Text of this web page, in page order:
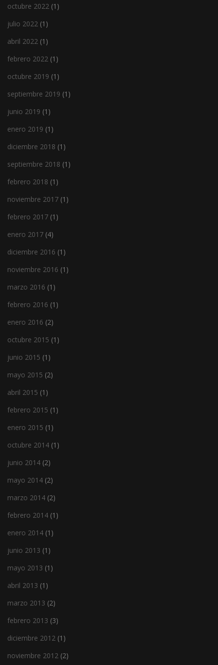
octubre 2022 (1)
julio 2022 (1)
abril 2022 (1)
febrero 2022 (1)
octubre 2019 (1)
septiembre 2019 (1)
junio 2019 (1)
enero 2019 (1)
diciembre 2018 (1)
septiembre 2018 (1)
febrero 2018 (1)
noviembre 2017 (1)
febrero 2017 (1)
enero 2017 (4)
diciembre 2016 (1)
noviembre 2016 (1)
marzo 2016 (1)
febrero 2016 (1)
enero 2016 (2)
octubre 2015 (1)
junio 2015 (1)
mayo 2015 (2)
abril 2015 (1)
febrero 2015 (1)
enero 2015 (1)
octubre 2014 (1)
junio 2014 (2)
mayo 2014 (2)
marzo 2014 (2)
febrero 2014 (1)
enero 2014 (1)
junio 2013 (1)
mayo 2013 (1)
abril 2013 (1)
marzo 2013 (2)
febrero 2013 (3)
diciembre 2012 (1)
noviembre 2012 (2)